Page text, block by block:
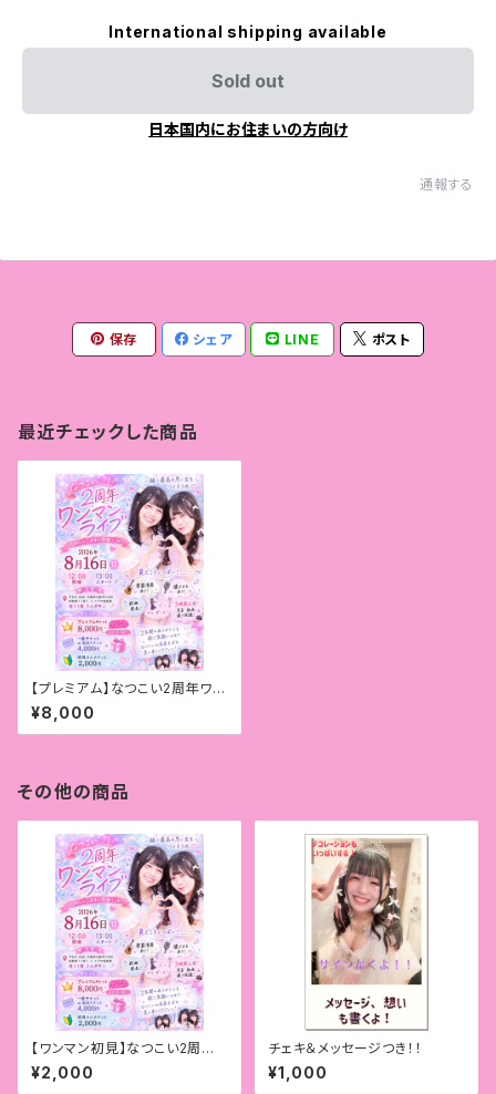
International shipping available
Sold out
日本国内にお住まいの方向け
通報する
保存 シェア LINE ポスト
最近チェックした商品
【プレミアム】なつこい2周年ワン
マンライブチケット
¥8,000
その他の商品
【ワンマン初見】なつこい2周年
ワンマンライブチケット
¥2,000
チェキ＆メッセージつき！！
¥1,000